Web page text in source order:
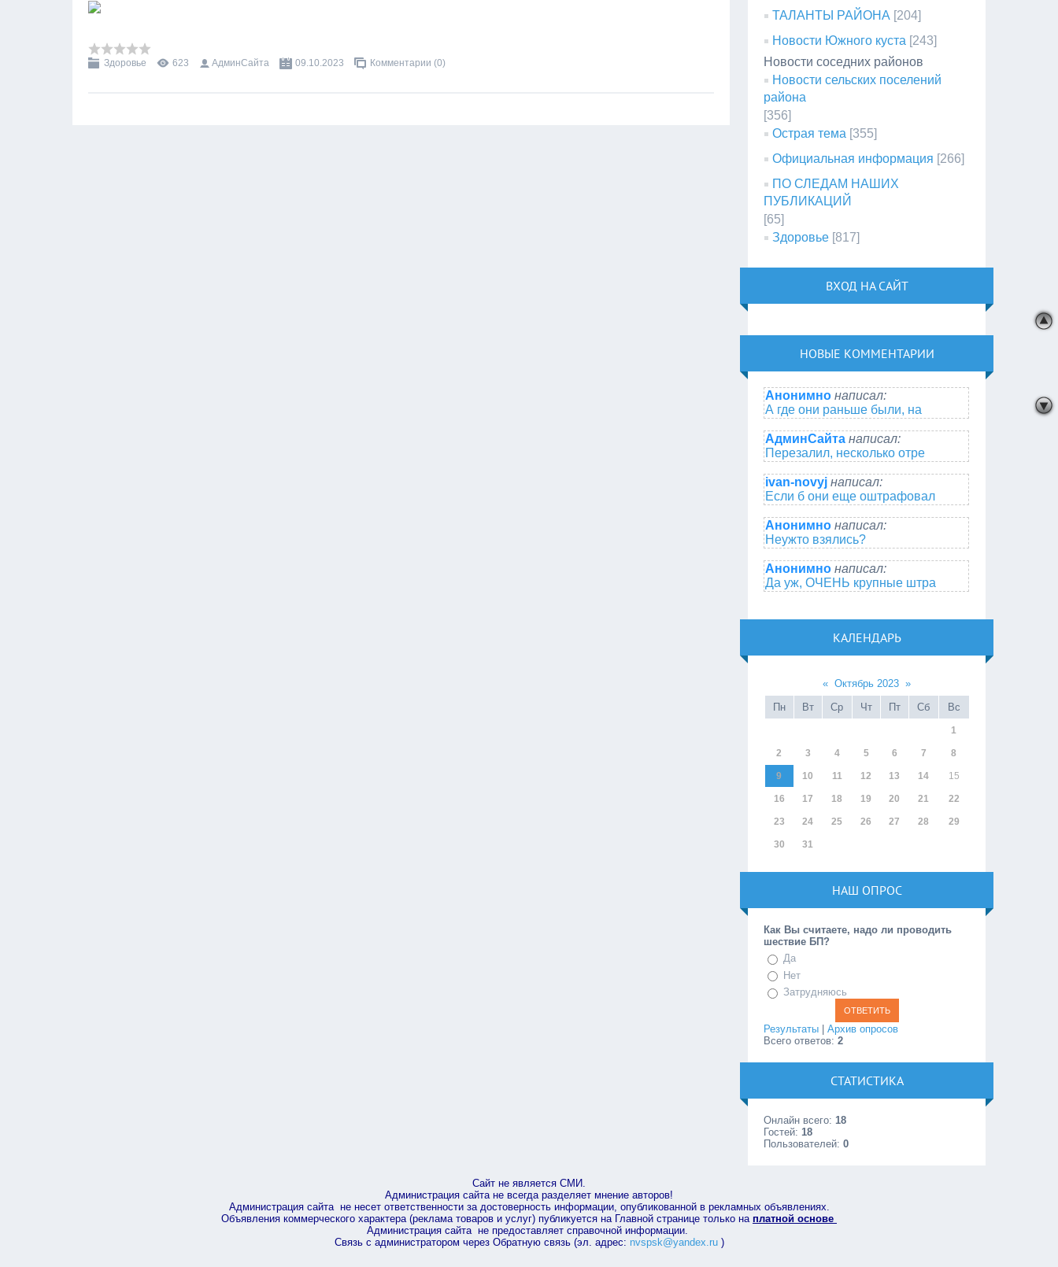
Здоровье 623 АдминСайта 09.10.2023 Комментарии (0)
ТАЛАНТЫ РАЙОНА [204]
Новости Южного куста [243]
Новости соседних районов
Новости сельских поселений
района
[356]
Острая тема [355]
Официальная информация [266]
ПО СЛЕДАМ НАШИХ
ПУБЛИКАЦИЙ
[65]
Здоровье [817]
ВХОД НА САЙТ
НОВЫЕ КОММЕНТАРИИ
Анонимно написал:
А где они раньше были, на
АдминСайта написал:
Перезалил, несколько отре
ivan-novyj написал:
Если б они еще оштрафовал
Анонимно написал:
Неужто взялись?
Анонимно написал:
Да уж, ОЧЕНЬ крупные штра
КАЛЕНДАРЬ
« Октябрь 2023 »
Пн
Вт Ср Чт Пт Сб Вс
1
2 3 4 5 6 7 8
9 10 11 12 13 14 15
16 17 18 19 20 21 22
23 24 25 26 27 28 29
30 31
НАШ ОПРОС
Как Вы считаете, надо ли проводить
шествие БП?
Да
Нет
Затрудняюсь
Результаты |Архив опросов
Всего ответов:2
СТАТИСТИКА
Онлайн всего: 18
Гостей: 18
Пользователей:0
Сайт не является СМИ.
Администрация сайта не всегда разделяет мнение авторов!
Администрация сайта не несет ответственности за достоверность информации, опубликованной в рекламных объявлениях.
Объявления коммерческого характера (реклама товаров и услуг) публикуется на Главной странице только на платной основе
Администрация сайта не предоставляет справочной информации.
Связь с администратором через Обратную связь (эл. адрес: nvspsk@yandex.ru)